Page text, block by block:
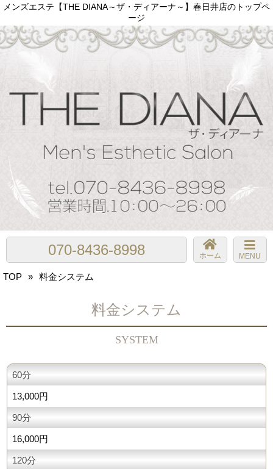
メンズエステ【THE DIANA～ザ・ディアーナ～】春日井店のトップペ
ージ
070-8436-8998 ホーム MENU
TOP 料金システム
60分
13,000円
90分
16,000円
120分